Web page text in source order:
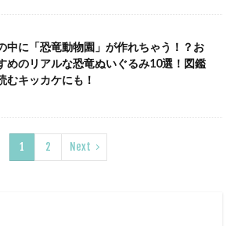
中に「恐竜動物園」が作れちゃう！？お
めのリアルな恐竜ぬいぐるみ10選！図鑑
むキッカケにも！
1 2 Next